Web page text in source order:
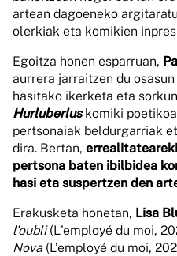
artean dagoeneko
olerkiak eta komikien
Egoitza honen esparruan,
aurrera jarraitzen du
hasitako ikerketa eta
Hurluberluskomiki
pertsonaiak beldurgarriak
dira. Bertan,
pertsona baten ibilbidea
hasi eta suspertzen den
Erakusketa honetan, Lisa
l'oubli(L'employé du moi,
Nova(L’employé du moi,